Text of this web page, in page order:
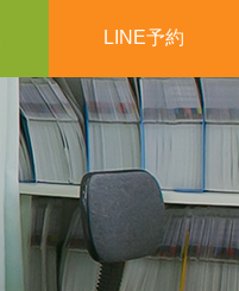
LINE予約